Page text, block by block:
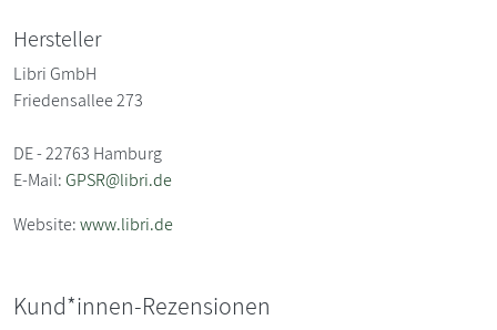
Hersteller
Libri GmbH
Friedensallee 273
DE - 22763 Hamburg
E-Mail:GPSR@libri.de
Website:www.libri.de
Kund*innen-Rezensionen